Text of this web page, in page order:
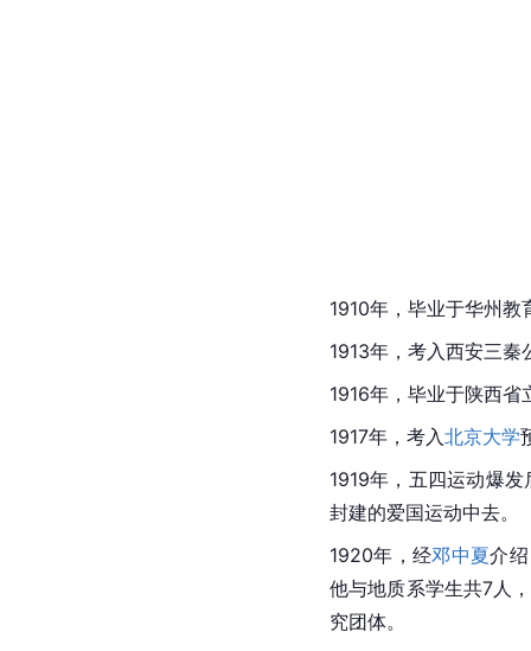
1910年，毕业于华州
1913年，考入西安三
1916年，毕业于陕西省
1917年，考入北京大学
1919年，五四运动爆
封建的爱国运动中去。
1920年，经邓中夏介
他与地质系学生共7人
究团体。